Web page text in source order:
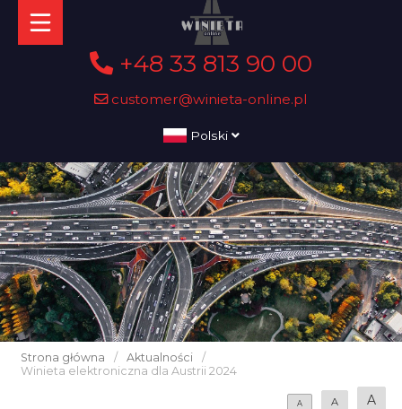
+48 33 813 90 00
customer@winieta-online.pl
Polski
Strona główna / Aktualności
/
Winieta elektroniczna dla Austrii 2024
A A A